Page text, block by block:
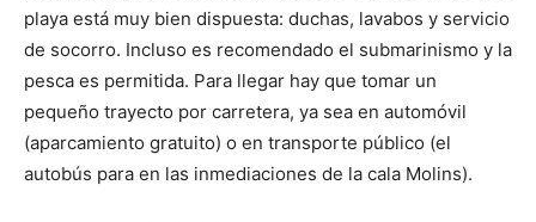
playa está muy bien dispuesta: duchas, lavabos y servicio
de socorro. Incluso es recomendado el submarinismo y la
pesca es permitida. Para llegar hay que tomar un
pequeño trayecto por carretera, ya sea en automóvil
(aparcamiento gratuito) o en transporte público (el
autobús para en las inmediaciones de la cala Molins).